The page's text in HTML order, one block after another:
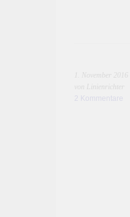
1. November 2016
von Linienrichter
2 Kommentare